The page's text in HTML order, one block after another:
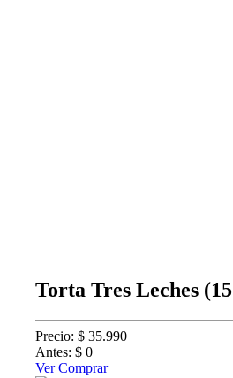
Torta Tres Leches
Precio: $ 35.990
Antes: $ 0
Ver Comprar